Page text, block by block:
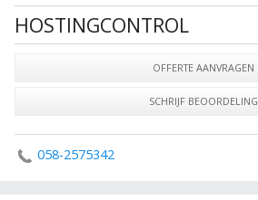
HOSTINGCONTROL
OFFERTE AANVRAGEN
SCHRIJF BEOORDELING
058-2575342